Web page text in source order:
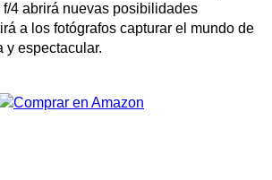
f/4 abrirá nuevas posibilidades
a los fotógrafos capturar el mundo de
y espectacular.